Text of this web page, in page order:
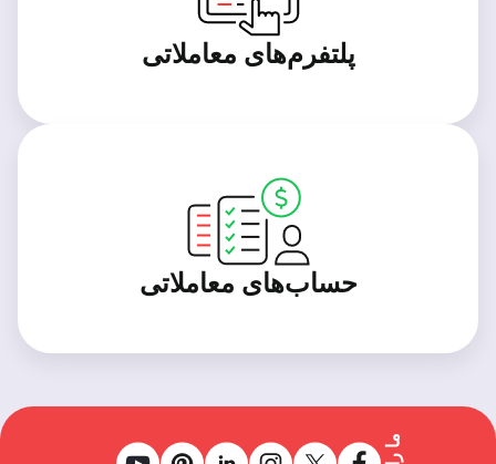
پلتفرم‌های معاملاتی
حساب‌های معاملاتی